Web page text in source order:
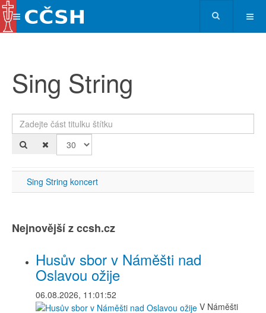
Sing String
Zadejte část titulku štítku
Sing String koncert
Nejnovější z ccsh.cz
Husův sbor v Náměšti nad
Oslavou ožije
06.08.2026, 11:01:52
V Náměšti